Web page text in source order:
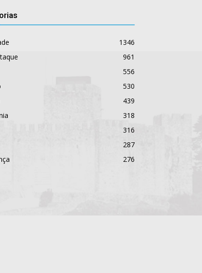
1346
961
556
530
439
318
316
287
276